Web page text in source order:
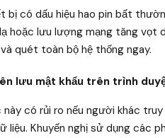
bị có dấu hiệu hao pin bất
hoặc lưu lượng mạng tăng vọt
quét toàn bộ hệ thống ngay.
lưu mật khẩu trên trình
này có rủi ro nếu người khác
liệu. Khuyến nghị sử dụng các